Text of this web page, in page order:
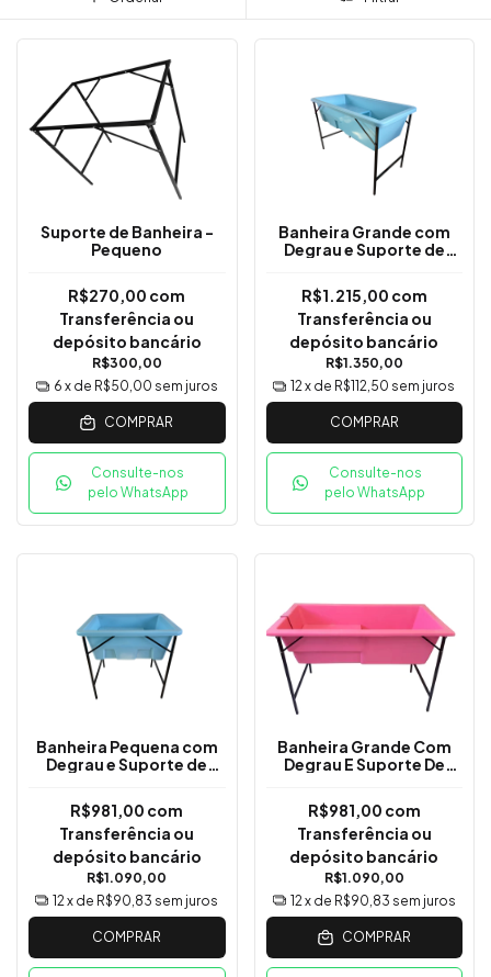
Suporte de Banheira -
Pequeno
R$300,00
R$270,00 com
Transferência ou
depósito bancário
6 x de R$50,00 sem juros
COMPRAR
Consulte-nos
pelo WhatsApp
Banheira Grande com
Degrau e Suporte de
R$1.350,00
R$1.215,00 com
Transferência ou
depósito bancário
12x de R$112,50 sem juros
COMPRAR
Consulte-nos
pelo WhatsApp
Banheira Pequena com
Degrau e Suporte de
R$1.090,00
R$981,00 com
Transferência ou
depósito bancário
12 x de R$90,83 sem juros
COMPRAR
Banheira Grande Com
Degrau E Suporte De
R$1.090,00
R$981,00 com
Transferência ou
depósito bancário
12 x de R$90,83 sem juros
COMPRAR